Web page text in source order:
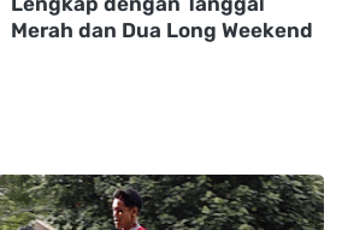
Merah dan Dua Long Weekend